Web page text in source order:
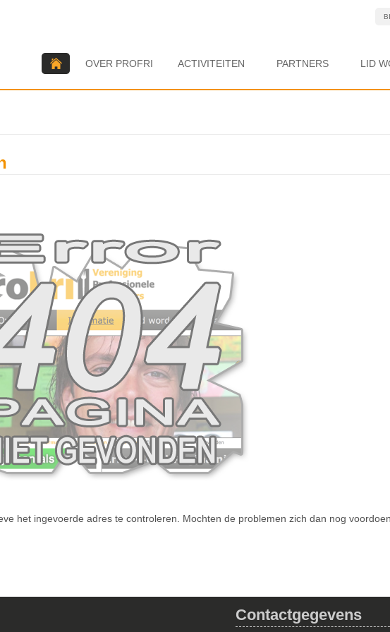
OVER PROFRI ACTIVITEITEN PARTNERS LID
het ingevoerde adres te controleren. Mochten de problemen zich dan nog
Contactgegevens